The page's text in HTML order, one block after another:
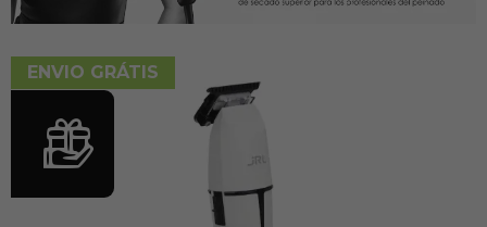
ENVIO GRÁTIS